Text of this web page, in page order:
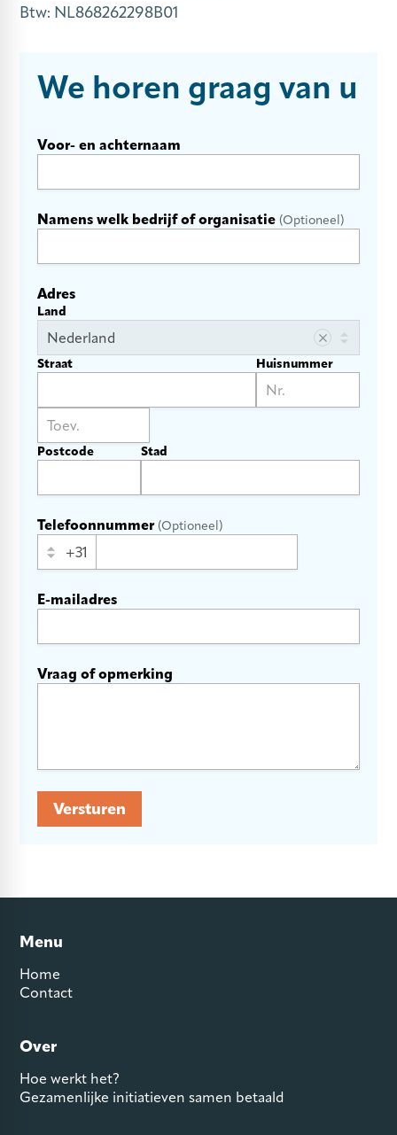
Btw: NL868262298B01
We horen graag van u
InternalFormDataPassing
companyGlobalTelephoneNumber
Voor- en achternaam
Namens welk bedrijf of organisatie Optioneel
Adres
Land
Nederland
Straat Huisnummer
Postcode Stad
Telefoonnummer Optioneel
+31
E-mailadres
Vraag of opmerking
Versturen
Menu
Home
Contact
Over
Hoe werkt het?
Gezamenlijke initiatieven samen betaald